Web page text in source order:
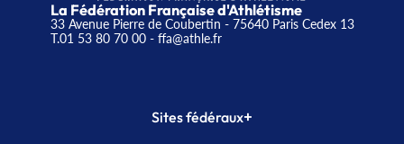
La Fédération Française d'Athlétisme
33 Avenue Pierre de Coubertin - 75640 Paris Cedex 13
T.01 53 80 70 00- ffa@athle.fr
Sites fédéraux+